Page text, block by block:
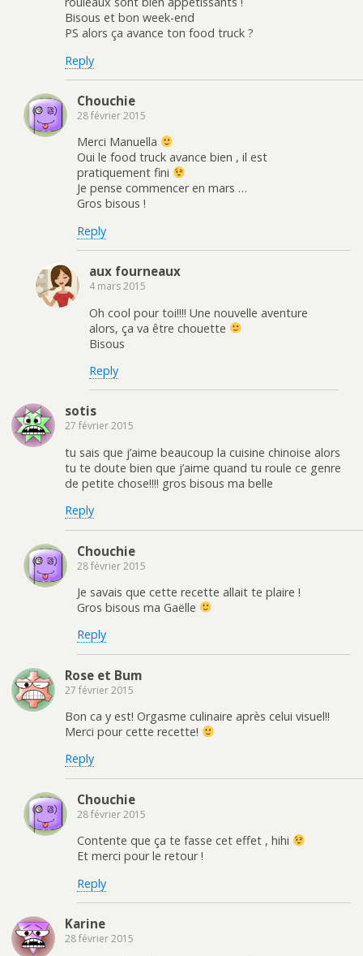
Bisous et bon week-end
PS alors ça avance ton food truck ?
Reply
Chouchie
28 février 2015
Merci Manuella
Oui le food truck avance bien , il est
pratiquement fini
Je pense commencer en mars …
Gros bisous !
Reply
aux fourneaux
4 mars 2015
Oh cool pour toi!!!! Une nouvelle aventure
alors, ça va être chouette
Bisous
Reply
sotis
27 février 2015
tu sais que j’aime beaucoup la cuisine chinoise alors
tu te doute bien que j’aime quand tu roule ce genre
de petite chose!!!! gros bisous ma belle
Reply
Chouchie
28 février 2015
Je savais que cette recette allait te plaire !
Gros bisous ma Gaëlle
Reply
Rose et Bum
27 février 2015
Bon ca y est! Orgasme culinaire après celui visuel!!
Merci pour cette recette!
Reply
Chouchie
28 février 2015
Contente que ça te fasse cet effet , hihi
Et merci pour le retour !
Reply
Karine
28 février 2015